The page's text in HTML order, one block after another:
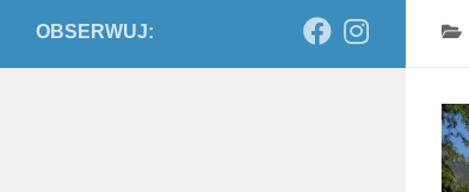
OBSERWUJ: